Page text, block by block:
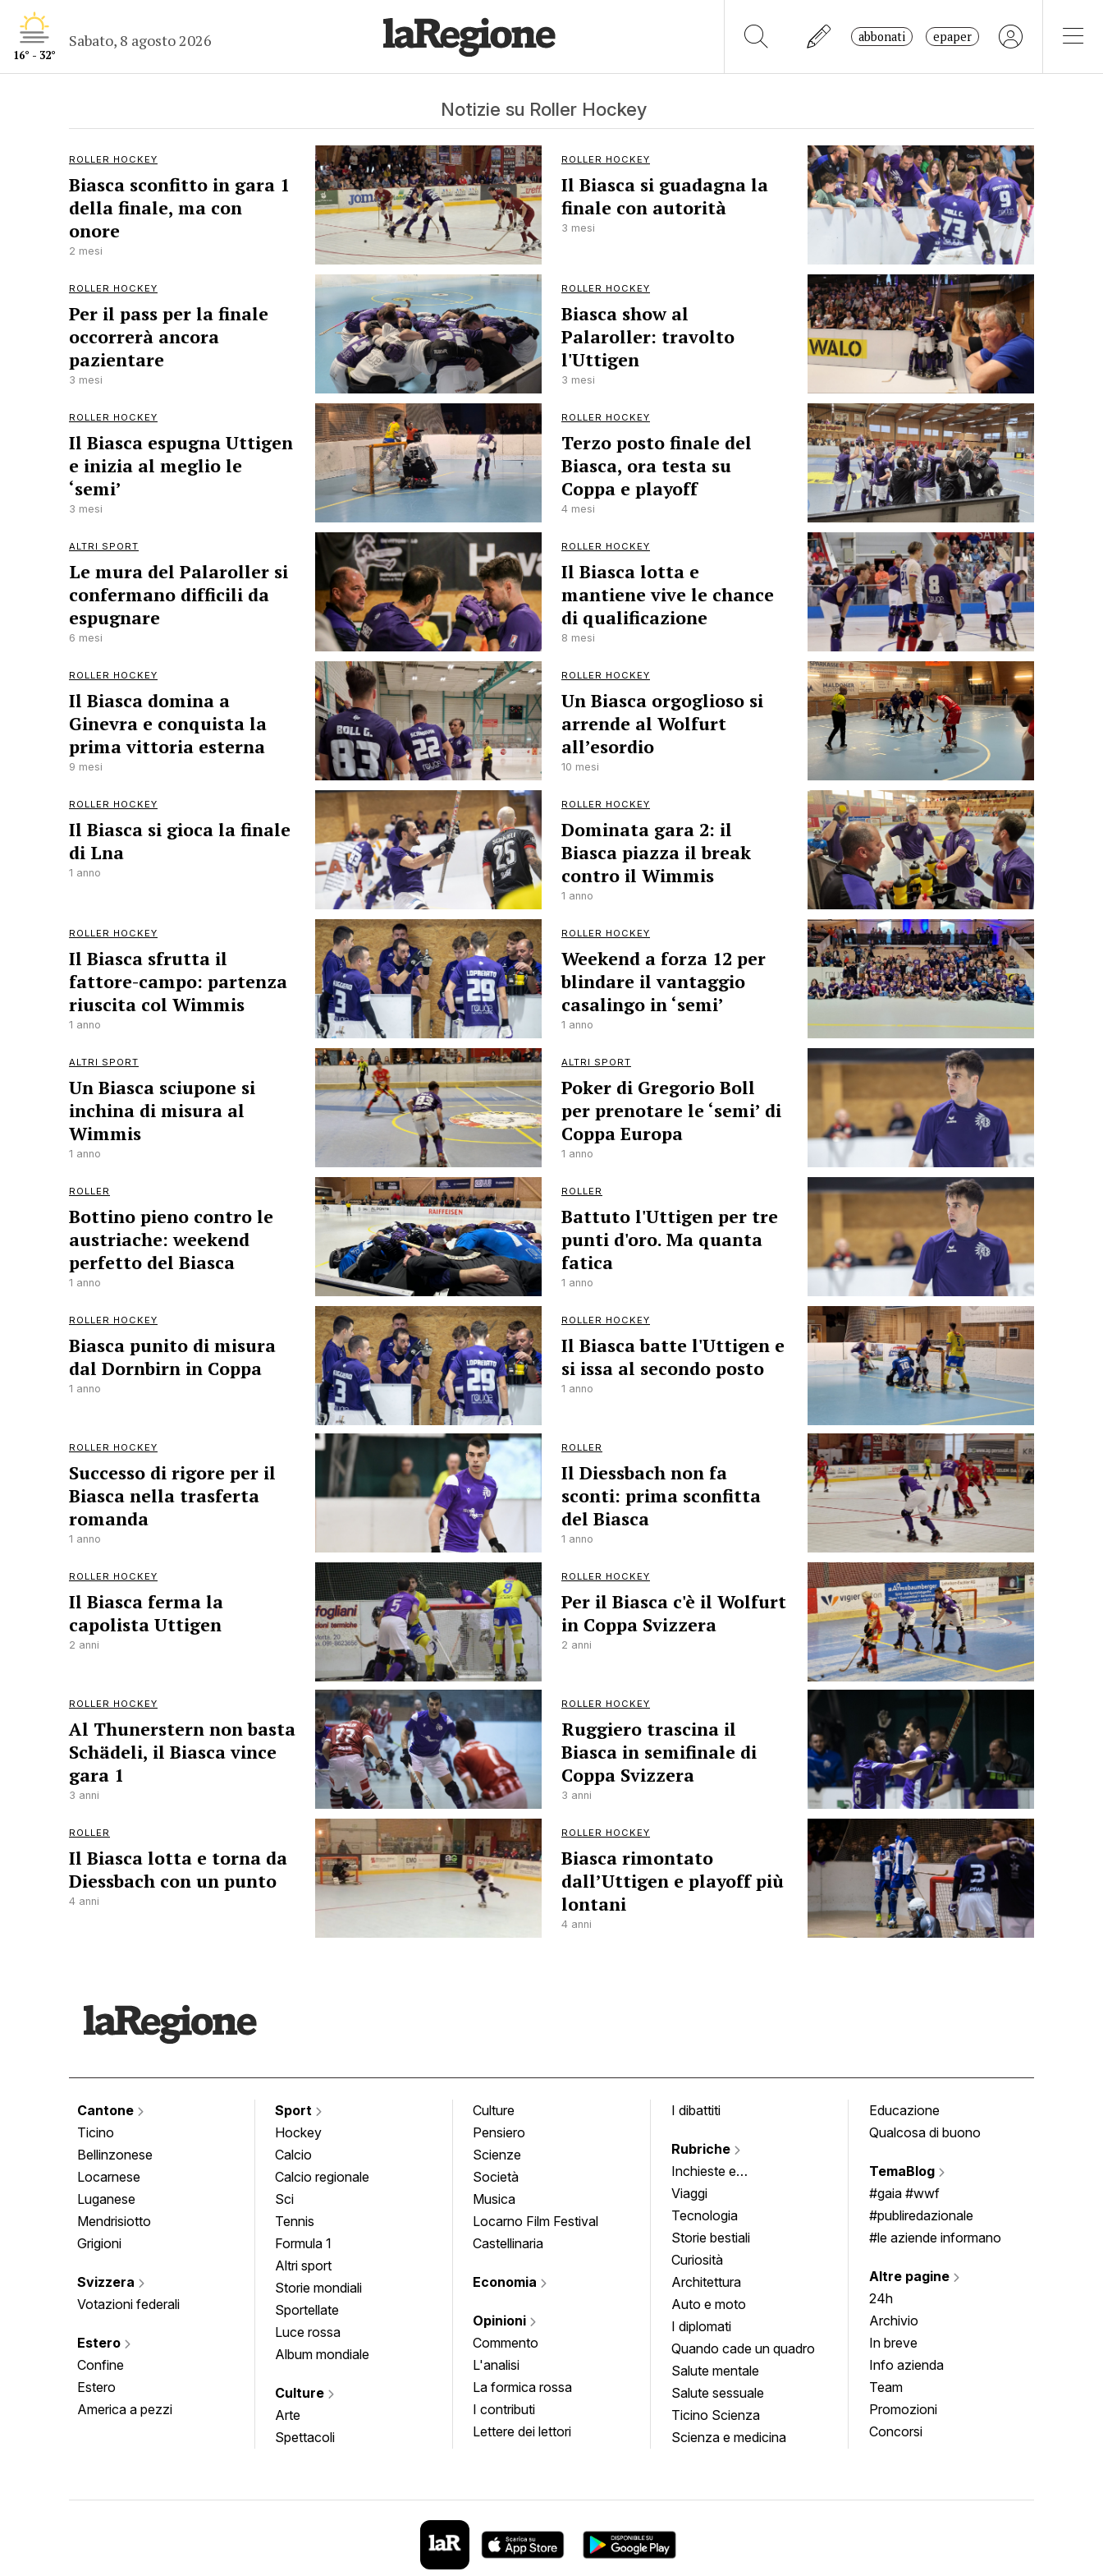
16° - 32°
Sabato, 8 agosto 2026 abbonati epaper
Notizie su Roller Hockey
ROLLER HOCKEY
Biasca sconfitto in gara 1
della finale, ma con
onore
2 mesi
ROLLER HOCKEY
Il Biasca si guadagna la
finale con autorità
3 mesi
ROLLER HOCKEY
Per il pass per la finale
occorrerà ancora
pazientare
3 mesi
ROLLER HOCKEY
Biasca show al
Palaroller: travolto
l'Uttigen
3 mesi
ROLLER HOCKEY
Il Biasca espugna Uttigen
e inizia al meglio le
‘semi’
3 mesi
ROLLER HOCKEY
Terzo posto finale del
Biasca, ora testa su
Coppa e playoff
4 mesi
ALTRI SPORT
Le mura del Palaroller si
confermano difficili da
espugnare
6 mesi
ROLLER HOCKEY
Il Biasca lotta e
mantiene vive le chance
di qualificazione
8 mesi
ROLLER HOCKEY
Il Biasca domina a
Ginevra e conquista la
prima vittoria esterna
9 mesi
ROLLER HOCKEY
Un Biasca orgoglioso si
arrende al Wolfurt
all’esordio
10 mesi
ROLLER HOCKEY
Il Biasca si gioca la finale
di Lna
1 anno
ROLLER HOCKEY
Dominata gara 2: il
Biasca piazza il break
contro il Wimmis
1 anno
ROLLER HOCKEY
Il Biasca sfrutta il
fattore-campo: partenza
riuscita col Wimmis
1 anno
ROLLER HOCKEY
Weekend a forza 12 per
blindare il vantaggio
casalingo in ‘semi’
1 anno
ALTRI SPORT
Un Biasca sciupone si
inchina di misura al
Wimmis
1 anno
ALTRI SPORT
Poker di Gregorio Boll
per prenotare le ‘semi’ di
Coppa Europa
1 anno
ROLLER
Bottino pieno contro le
austriache: weekend
perfetto del Biasca
1 anno
ROLLER
Battuto l'Uttigen per tre
punti d'oro. Ma quanta
fatica
1 anno
ROLLER HOCKEY
Biasca punito di misura
dal Dornbirn in Coppa
1 anno
ROLLER HOCKEY
Il Biasca batte l'Uttigen e
si issa al secondo posto
1 anno
ROLLER HOCKEY
Successo di rigore per il
Biasca nella trasferta
romanda
1 anno
ROLLER
Il Diessbach non fa
sconti: prima sconfitta
del Biasca
1 anno
ROLLER HOCKEY
Il Biasca ferma la
capolista Uttigen
2 anni
ROLLER HOCKEY
Per il Biasca c'è il Wolfurt
in Coppa Svizzera
2 anni
ROLLER HOCKEY
Al Thunerstern non basta
Schädeli, il Biasca vince
gara 1
3 anni
ROLLER HOCKEY
Ruggiero trascina il
Biasca in semifinale di
Coppa Svizzera
3 anni
ROLLER
Il Biasca lotta e torna da
Diessbach con un punto
4 anni
ROLLER HOCKEY
Biasca rimontato
dall’Uttigen e playoff più
lontani
4 anni
Cantone
Ticino
Bellinzonese
Locarnese
Luganese
Mendrisiotto
Grigioni
Svizzera
Votazioni federali
Estero
Confine
Estero
America a pezzi
Sport
Hockey
Calcio
Calcio regionale
Sci
Tennis
Formula 1
Altri sport
Storie mondiali
Sportellate
Luce rossa
Album mondiale
Culture
Arte
Spettacoli
Culture
Pensiero
Scienze
Società
Musica
Locarno Film Festival
Castellinaria
Economia
Opinioni
Commento
L'analisi
La formica rossa
I contributi
Lettere dei lettori
I dibattiti
Rubriche
Inchieste e
approfondimenti
Viaggi
Tecnologia
Storie bestiali
Curiosità
Architettura
Auto e moto
I diplomati
Quando cade un quadro
Salute mentale
Salute sessuale
Ticino Scienza
Scienza e medicina
Educazione
Qualcosa di buono
TemaBlog
#gaia #wwf
#publiredazionale
#le aziende informano
Altre pagine
24h
Archivio
In breve
Info azienda
Team
Promozioni
Concorsi